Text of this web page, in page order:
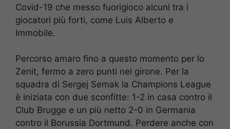
Covid-19 che messo fuorigioco alcuni tra i
giocatori più forti, come Luis Alberto e
Immobile.
Percorso amaro fino a questo momento per lo
Zenit, fermo a zero punti nel girone. Per la
squadra di Sergej Semak la Champions League
è iniziata con due sconfitte: 1-2 in casa contro il
Club Brugge e un più netto 2-0 in Germania
contro il Borussia Dortmund. Perdere anche con